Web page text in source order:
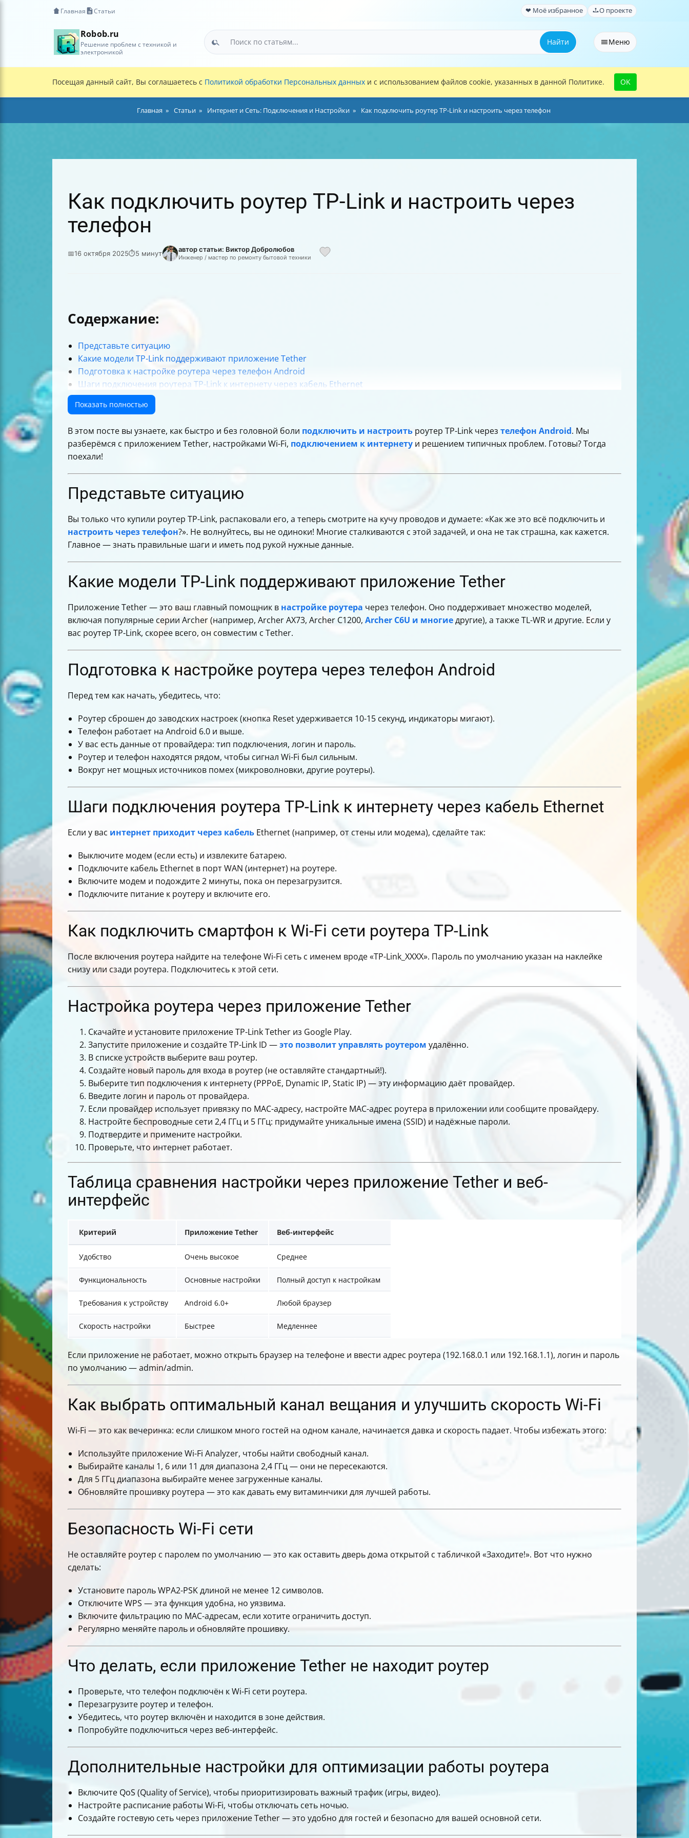
Главная Статьи ❤ Моё избранное О проекте
Robob.ru
Решение проблем с техникой и
электроникой
Найти Меню
Посещая данный сайт, Вы соглашаетесь с Политикой обработки Персональных данных и с использованием файлов cookie, указанных в данной Политике. OK
Главная Статьи Интернет и Сеть: Подключения и Настройки Как подключить роутер TP-Link и настроить через телефон
Как подключить роутер TP-Link и настроить через
телефон
📅16 октября 2025⏱5 минут автор статьи: Виктор Добролюбов
Инженер / мастер по ремонту бытовой техники
Содержание:
Представьте ситуацию
Какие модели TP-Link поддерживают приложение Tether
Подготовка к настройке роутера через телефон Android
Шаги подключения роутера TP-Link к интернету через кабель Ethernet
Как подключить смартфон к Wi-Fi сети роутера TP-Link
Настройка роутера через приложение Tether
Как выбрать оптимальный канал вещания и улучшить скорость Wi-Fi
Безопасность Wi-Fi сети
Что делать, если приложение Tether не находит роутер
Дополнительные настройки для оптимизации работы роутера
Можно ли настроить роутер TP-Link без интернета
Контакты службы технической поддержки TP-Link
Итог
Показать полностью
В этом посте вы узнаете, как быстро и без головной боли подключить и настроить роутер TP-Link через телефон Android. Мы
разберёмся с приложением Tether, настройками Wi-Fi, подключением к интернету и решением типичных проблем. Готовы? Тогда
поехали!
Представьте ситуацию
Вы только что купили роутер TP-Link, распаковали его, а теперь смотрите на кучу проводов и думаете: «Как же это всё подключить и
настроить через телефон?». Не волнуйтесь, вы не одиноки! Многие сталкиваются с этой задачей, и она не так страшна, как кажется.
Главное — знать правильные шаги и иметь под рукой нужные данные.
Какие модели TP-Link поддерживают приложение Tether
Приложение Tether — это ваш главный помощник в настройке роутера через телефон. Оно поддерживает множество моделей,
включая популярные серии Archer (например, Archer AX73, Archer C1200, Archer C6U и многиедругие), а также TL-WR и другие. Если у
вас роутер TP-Link, скорее всего, он совместим с Tether.
Подготовка к настройке роутера через телефон Android
Перед тем как начать, убедитесь, что:
Роутер сброшен до заводских настроек (кнопка Reset удерживается 10-15 секунд, индикаторы мигают).
Телефон работает на Android 6.0 и выше.
У вас есть данные от провайдера: тип подключения, логин и пароль.
Роутер и телефон находятся рядом, чтобы сигнал Wi-Fi был сильным.
Вокруг нет мощных источников помех (микроволновки, другие роутеры).
Шаги подключения роутера TP-Link к интернету через кабель Ethernet
Если у вас интернет приходит через кабель Ethernet (например, от стены или модема), сделайте так:
Выключите модем (если есть) и извлеките батарею.
Подключите кабель Ethernet в порт WAN (интернет) на роутере.
Включите модем и подождите 2 минуты, пока он перезагрузится.
Подключите питание к роутеру и включите его.
Как подключить смартфон к Wi-Fi сети роутера TP-Link
После включения роутера найдите на телефоне Wi-Fi сеть с именем вроде «TP-Link_XXXX». Пароль по умолчанию указан на наклейке
снизу или сзади роутера. Подключитесь к этой сети.
Настройка роутера через приложение Tether
Скачайте и установите приложение TP-Link Tether из Google Play.
Запустите приложение и создайте TP-Link ID —это позволит управлять роутером удалённо.
В списке устройств выберите ваш роутер.
Создайте новый пароль для входа в роутер (не оставляйте стандартный!).
Выберите тип подключения к интернету (PPPoE, Dynamic IP, Static IP) — эту информацию даёт провайдер.
Введите логин и пароль от провайдера.
Если провайдер использует привязку по MAC-адресу, настройте MAC-адрес роутера в приложении или сообщите провайдеру.
Настройте беспроводные сети 2,4 ГГц и 5 ГГц: придумайте уникальные имена (SSID) и надёжные пароли.
Подтвердите и примените настройки.
Проверьте, что интернет работает.
Таблица сравнения настройки через приложение Tether и веб-
интерфейс
Критерий Приложение Tether Веб-интерфейс
Удобство Очень высокое Среднее
Функциональность Основные настройки Полный доступ к настройкам
Требования к устройству Android 6.0+ Любой браузер
Скорость настройки Быстрее Медленнее
Если приложение не работает, можно открыть браузер на телефоне и ввести адрес роутера (192.168.0.1 или 192.168.1.1), логин и пароль
по умолчанию — admin/admin.
Как выбрать оптимальный канал вещания и улучшить скорость Wi-Fi
Wi-Fi — это как вечеринка: если слишком много гостей на одном канале, начинается давка и скорость падает. Чтобы избежать этого:
Используйте приложение Wi-Fi Analyzer, чтобы найти свободный канал.
Выбирайте каналы 1, 6 или 11 для диапазона 2,4 ГГц — они не пересекаются.
Для 5 ГГц диапазона выбирайте менее загруженные каналы.
Обновляйте прошивку роутера — это как давать ему витаминчики для лучшей работы.
Безопасность Wi-Fi сети
Не оставляйте роутер с паролем по умолчанию — это как оставить дверь дома открытой с табличкой «Заходите!». Вот что нужно
сделать:
Установите пароль WPA2-PSK длиной не менее 12 символов.
Отключите WPS — эта функция удобна, но уязвима.
Включите фильтрацию по MAC-адресам, если хотите ограничить доступ.
Регулярно меняйте пароль и обновляйте прошивку.
Что делать, если приложение Tether не находит роутер
Проверьте, что телефон подключён к Wi-Fi сети роутера.
Перезагрузите роутер и телефон.
Убедитесь, что роутер включён и находится в зоне действия.
Попробуйте подключиться через веб-интерфейс.
Дополнительные настройки для оптимизации работы роутера
Включите QoS (Quality of Service), чтобы приоритизировать важный трафик (игры, видео).
Настройте расписание работы Wi-Fi, чтобы отключать сеть ночью.
Создайте гостевую сеть через приложение Tether — это удобно для гостей и безопасно для вашей основной сети.